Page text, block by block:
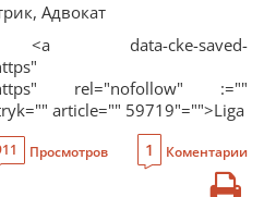
Адвокат
data-cke-saved-
https" rel="nofollow" :=""
article="" 59719"="">Liga
Просмотров 1 Коментарии